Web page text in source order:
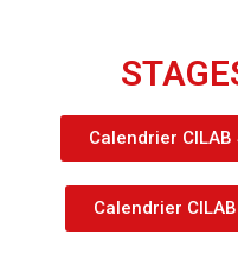
Calendrier CILAB
Calendrier CILAB